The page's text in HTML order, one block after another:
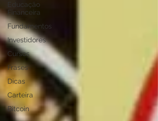
Educação
Financeira
Fundamentos
Investidores
Cursos
Frases
Dicas
Carteira
Bitcoin